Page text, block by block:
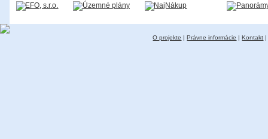
O projekte |Právne informácie |Kontakt